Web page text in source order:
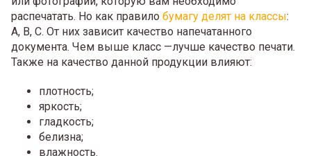
распечатать. Но как правило бумагу делят на классы:
А, В, С. От них зависит качество напечатанного
документа. Чем выше класс —лучше качество печати.
Также на качество данной продукции влияют:
плотность;
яркость;
гладкость;
белизна;
влажность.